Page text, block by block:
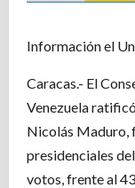
Información el
Caracas.- El
Venezuela
Nicolás Maduro,
presidenciales
votos, frente al